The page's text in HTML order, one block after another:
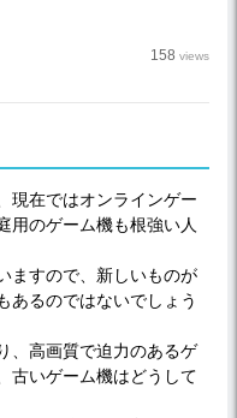
158 views
現在ではオンラインゲー
用のゲーム機も根強い人
ますので、新しいものが
あるのではないでしょう
、高画質で迫力のあるゲ
古いゲーム機はどうして